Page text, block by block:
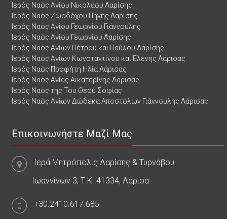
Ιερός Ναός Αγίου Νικολάου Λαρίσης
Ιερός Ναός Ζωοδόχου Πηγής Λαρίσης
Ιερός Ναός Αγίου Γεωργίου Γιάννουλης
Ιερός Ναός Αγίου Γεωργίου Λαρίσης
Ιερός Ναός Αγίων Πέτρου και Παύλου Λαρίσης
Ιερός Ναός Αγίων Κωνσταντίνου και Ελένης Λάρισας
Ιερός Ναός Προφήτη Ηλία Λάρισας
Ιερός Ναός Αγίας Αικατερίνης Λάρισας
Ιερός Ναός της Του Θεού Σοφίας
Ιερός Ναός Αγίων Δώδεκα Αποστόλων Γιάννουλης Λάρισας
Επικοινωνήστε Μαζί Μας
Ιερά Μητρόπολις Λαρίσης & Τυρνάβου
Ιωαννίνων 3, Τ.Κ. 41334, Λάρισα
+30.2410.617.685